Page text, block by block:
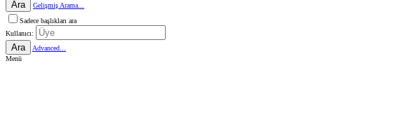
Ara
Gelişmiş Arama...
Sadece başlıkları ara
Kullanıcı:
Ara
Advanced...
Menü